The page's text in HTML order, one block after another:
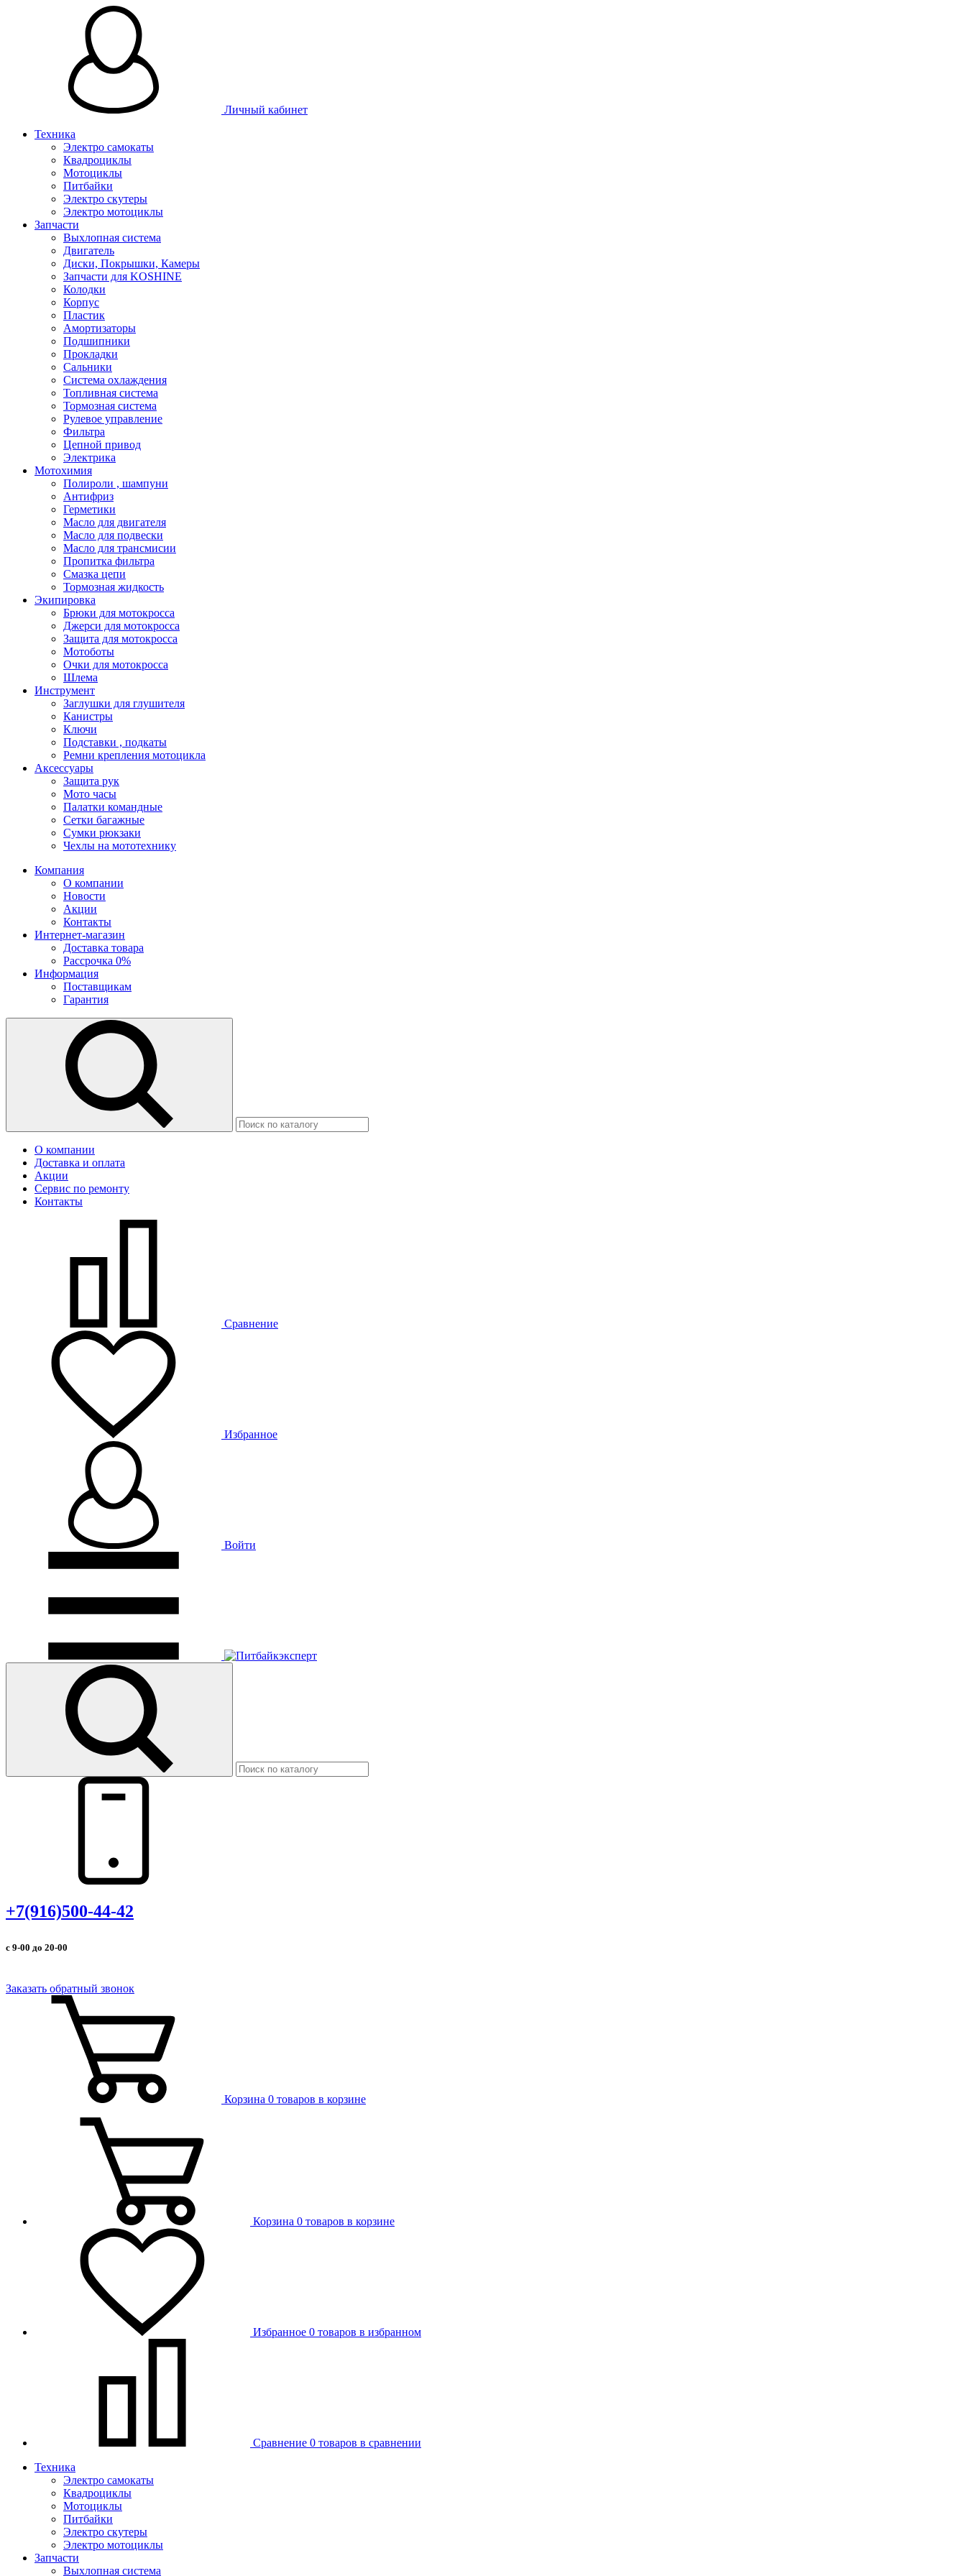
Личный кабинет
Техника
Электро самокаты
Квадроциклы
Мотоциклы
Питбайки
Электро скутеры
Электро мотоциклы
Запчасти
Выхлопная система
Двигатель
Диски, Покрышки, Камеры
Запчасти для KOSHINE
Колодки
Корпус
Пластик
Амортизаторы
Подшипники
Прокладки
Сальники
Система охлаждения
Топливная система
Тормозная система
Рулевое управление
Фильтра
Цепной привод
Электрика
Мотохимия
Полироли , шампуни
Антифриз
Герметики
Масло для двигателя
Масло для подвески
Масло для трансмисии
Пропитка фильтра
Смазка цепи
Тормозная жидкость
Экипировка
Брюки для мотокросса
Джерси для мотокросса
Защита для мотокросса
Мотоботы
Очки для мотокросса
Шлема
Инструмент
Заглушки для глушителя
Канистры
Ключи
Подставки , подкаты
Ремни крепления мотоцикла
Аксессуары
Защита рук
Мото часы
Палатки командные
Сетки багажные
Сумки рюкзаки
Чехлы на мототехнику
Компания
О компании
Новости
Акции
Контакты
Интернет-магазин
Доставка товара
Рассрочка 0%
Информация
Поставщикам
Гарантия
О компании
Доставка и оплата
Акции
Сервис по ремонту
Контакты
Сравнение
Избранное
Войти
+7(916)500-44-42
с 9-00 до 20-00
Заказать обратный звонок
Корзина 0 товаров в корзине
Корзина 0 товаров в корзине
Избранное 0 товаров в избранном
Сравнение 0 товаров в сравнении
Техника
Электро самокаты
Квадроциклы
Мотоциклы
Питбайки
Электро скутеры
Электро мотоциклы
Запчасти
Выхлопная система